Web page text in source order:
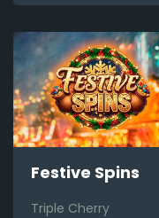
Festive Spins
Triple Cherry